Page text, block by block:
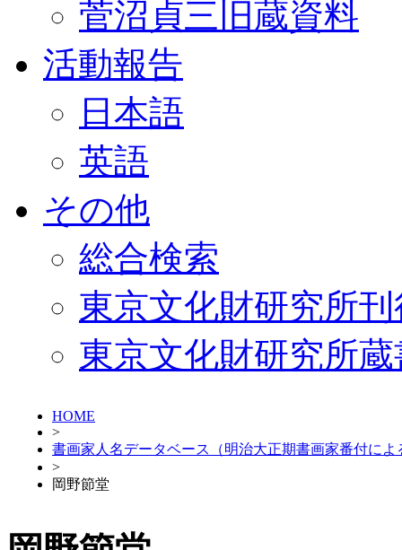
菅沼貞三旧蔵資料
活動報告
日本語
英語
その他
総合検索
東京文化財研究所
東京文化財研究所
HOME
>
書画家人名データベース（明治大正期書画家番付によ
>
岡野節堂